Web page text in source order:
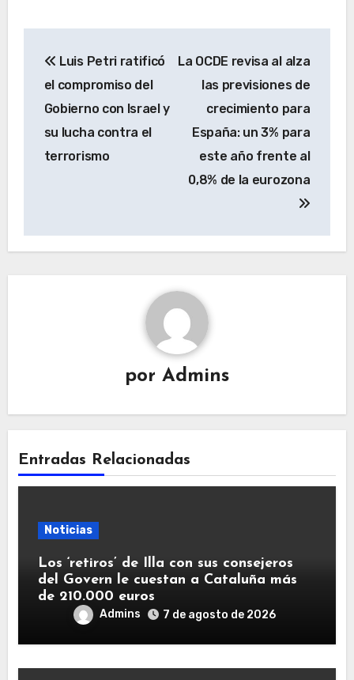
de
entradas
Luis Petri ratificó
el compromiso del
Gobierno con Israel y
su lucha contra el
terrorismo
La OCDE revisa al alza
las previsiones de
crecimiento para
España: un 3% para
este año frente al
0,8% de la eurozona
por Admins
Entradas Relacionadas
Noticias
Los ‘retiros’ de Illa con sus consejeros
del Govern le cuestan a Cataluña más
de 210.000 euros
Admins 7 de agosto de 2026